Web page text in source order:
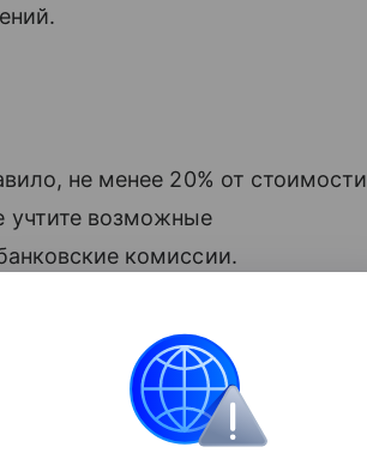
не менее 20% от стоимости
возможные
комиссии.
одобренияипотеки